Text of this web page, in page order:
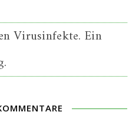
Virusinfekte. Ein